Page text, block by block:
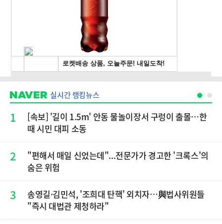
실시간 랭킹뉴스
1
[속보] '길이 1.5m' 안동 물놀이장서 구렁이 출몰…한
때 시민 대피 소동
2
"편해서 매일 신었는데"...전문가가 경고한 '크록스'의
숨은 위험
3
송영길·김민석, '조희대 탄핵' 외치자…與법사위원들
"즉시 대법관 제청하라"